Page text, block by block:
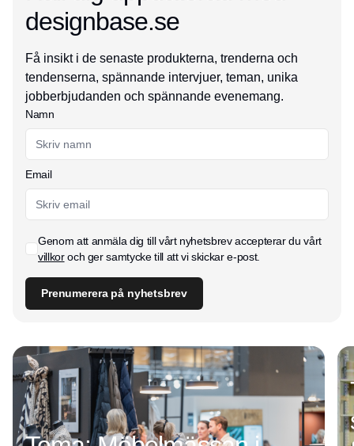
designbase.se
Få insikt i de senaste produkterna, trenderna och
tendenserna, spännande intervjuer, teman, unika
jobberbjudanden och spännande evenemang.
Namn
Email
Genom att anmäla dig till vårt nyhetsbrev accepterar du vårt
villkoroch ger samtycke till att vi skickar e-post.
Prenumerera på nyhetsbrev